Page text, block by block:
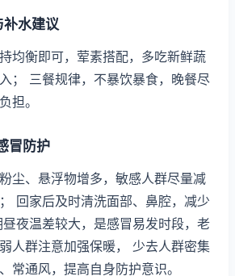
补水建议
均衡即可，荤素搭配，多吃新鲜蔬
； 三餐规律，不暴饮暴食，晚餐尽
担。
冒防护
尘、悬浮物增多，敏感人群尽量减
回家后及时清洗面部、鼻腔，减少
夜温差较大，是感冒易发时段，老
人群注意加强保暖， 少去人群密集
常通风，提高自身防护意识。